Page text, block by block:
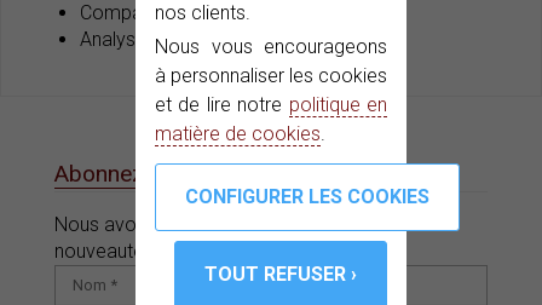
nos clients.
Nous vous encourageons
à personnaliser les cookies
et de lire notre politique en
matière de cookies.
Compatible avec LNB à large bande
Analyseur Wi-Fi 2.4 GHz
Abonnez-vous à notre e-News
Nous avons des offres, des promotions et des
nouveautés pour vous.